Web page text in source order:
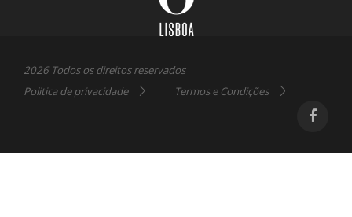
2026 Todos os direitos reservados
Politica de privacidade
Termos e Condições